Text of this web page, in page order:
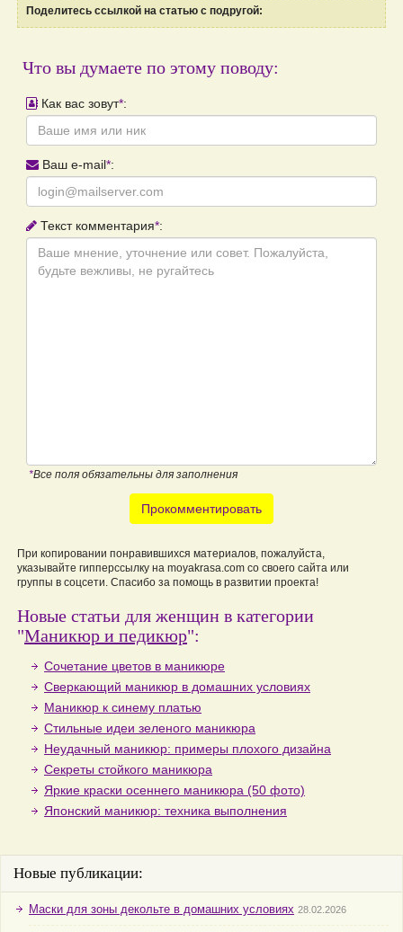
Поделитесь ссылкой на статью с подругой:
Что вы думаете по этому поводу:
Как вас зовут*:
Ваш e-mail*:
Текст комментария*:
*Все поля обязательны для заполнения
Прокомментировать
При копировании понравившихся материалов, пожалуйста,
указывайте гипперссылку на moyakrasa.com со своего сайта или
группы в соцсети. Спасибо за помощь в развитии проекта!
Новые статьи для женщин в категории
"Маникюр и педикюр":
Сочетание цветов в маникюре
Сверкающий маникюр в домашних условиях
Маникюр к синему платью
Стильные идеи зеленого маникюра
Неудачный маникюр: примеры плохого дизайна
Секреты стойкого маникюра
Яркие краски осеннего маникюра (50 фото)
Японский маникюр: техника выполнения
Новые публикации:
Маски для зоны декольте в домашних условиях 28.02.2026